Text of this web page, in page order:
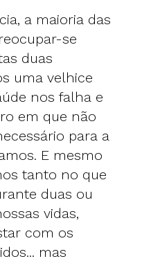
a maioria das
se
duas
uma velhice
nos falha e
em que não
para a
E mesmo
tanto no que
duas ou
vidas,
com os
mas